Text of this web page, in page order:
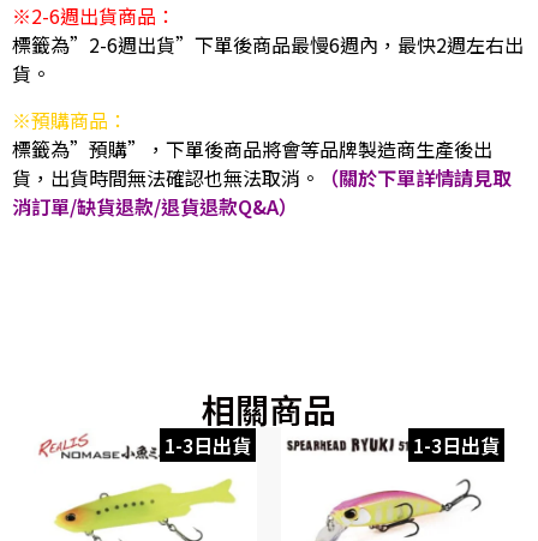
※2-6週出貨商品：
標籤為”2-6週出貨”下單後商品最慢6週內，最快2週左右出
貨。
※預購商品：
標籤為”預購”，下單後商品將會等品牌製造商生產後出
貨，出貨時間無法確認也無法取消。
（關於下單詳情請見取
消訂單/缺貨退款/退貨退款Q&A）
相關商品
1-3日出貨 1-3日出貨